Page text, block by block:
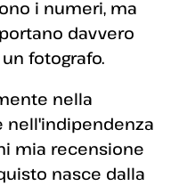
i numeri, ma
davvero
fotografo.
nella
nell'indipendenza
mia recensione
nasce dalla